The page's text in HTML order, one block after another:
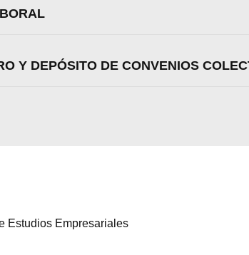
Y DEPÓSITO DE CONVENIOS
Estudios Empresariales